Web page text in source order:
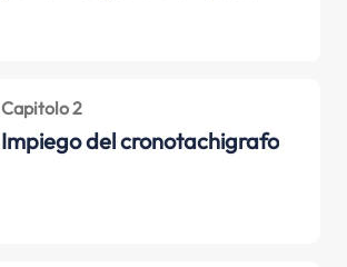
Capitolo 2
Impiego del cronotachigrafo